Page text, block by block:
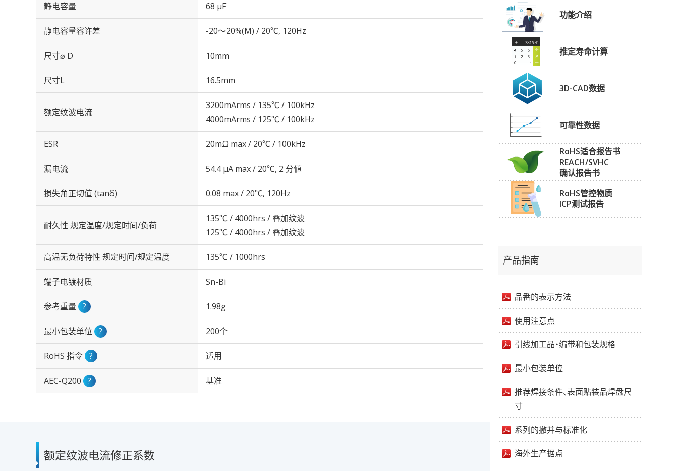
静电容量 68 µF
静电容量容许差 -20～20%(M) / 20℃, 120Hz
尺寸⌀ D 10mm
尺寸L 16.5mm
额定纹波电流
3200mArms / 135℃ / 100kHz
4000mArms / 125℃ / 100kHz
ESR 20mΩ max / 20℃ / 100kHz
漏电流 54.4 μA max / 20℃, 2 分値
损失角正切值 (tanδ) 0.08 max / 20℃, 120Hz
耐久性 规定温度/规定时间/负荷
135℃ / 4000hrs / 叠加纹波
125℃ / 4000hrs / 叠加纹波
高温无负荷特性 规定时间/规定温度 135℃ / 1000hrs
端子电镀材质 Sn-Bi
参考重量 ? 1.98g
最小包装单位 ? 200个
RoHS 指令 ? 适用
AEC-Q200 ? 基准
额定纹波电流修正系数
功能介绍
推定寿命计算
3D-CAD数据
可靠性数据
RoHS适合报告书
REACH/SVHC
确认报告书
RoHS管控物质
ICP测试报告
产品指南
品番的表示方法
使用注意点
引线加工品・编带和包装规格
最小包装单位
推荐焊接条件、表面贴装品焊盘尺
寸
系列的撤并与标准化
海外生产据点